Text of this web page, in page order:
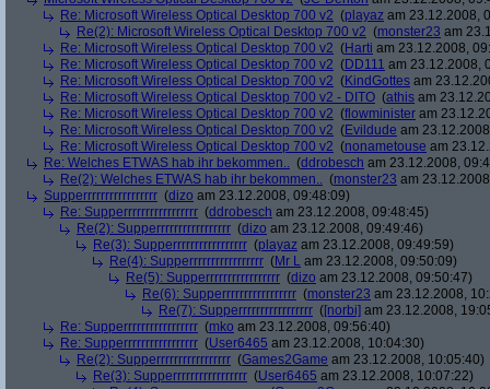
Re: Microsoft Wireless Optical Desktop 700 v2 (playaz am 23.12.2008,
Re(2): Microsoft Wireless Optical Desktop 700 v2 (monster23 am
Re: Microsoft Wireless Optical Desktop 700 v2 (Harti am 23.12.2008,
Re: Microsoft Wireless Optical Desktop 700 v2 (DD111 am 23.12.2008,
Re: Microsoft Wireless Optical Desktop 700 v2 (KindGottes am
Re: Microsoft Wireless Optical Desktop 700 v2 - DITO (athis am
Re: Microsoft Wireless Optical Desktop 700 v2 (flowminister am
Re: Microsoft Wireless Optical Desktop 700 v2 (Evildude am
Re: Microsoft Wireless Optical Desktop 700 v2 (nonametouse am
Re: Welches ETWAS hab ihr bekommen.. (ddrobesch am 23.12.2008,
Re(2): Welches ETWAS hab ihr bekommen.. (monster23 am
Supperrrrrrrrrrrrrrrrr (dizo am 23.12.2008, 09:48:09)
Re: Supperrrrrrrrrrrrrrrrr (ddrobesch am 23.12.2008, 09:48:45)
Re(2): Supperrrrrrrrrrrrrrrrr (dizo am 23.12.2008, 09:49:46)
Re(3): Supperrrrrrrrrrrrrrrrr (playaz am 23.12.2008, 09:49:59)
Re(4): Supperrrrrrrrrrrrrrrrr (Mr L am 23.12.2008, 09:50:09)
Re(5): Supperrrrrrrrrrrrrrrrr (dizo am 23.12.2008, 09:50:47)
Re(6): Supperrrrrrrrrrrrrrrrr (monster23 am 23.12.2008,
Re(7): Supperrrrrrrrrrrrrrrrr ([norbi] am 23.12.2008,
Re: Supperrrrrrrrrrrrrrrrr (mko am 23.12.2008, 09:56:40)
Re: Supperrrrrrrrrrrrrrrrr (User6465 am 23.12.2008, 10:04:30)
Re(2): Supperrrrrrrrrrrrrrrrr (Games2Game am 23.12.2008, 10:05:40)
Re(3): Supperrrrrrrrrrrrrrrrr (User6465 am 23.12.2008, 10:07:22)